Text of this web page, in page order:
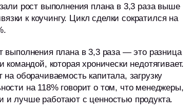
рост выполнения плана в 3,3 раза выше
к коучингу. Цикл сделки сократился на
плана в 3,3 раза — это разница
которая хронически недотягивает.
оборачиваемость капитала, загрузку
на 118% говорит о том, что менеджеры,
и лучше работают с ценностью продукта.